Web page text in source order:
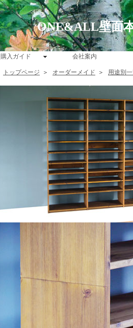
ONE&ALL壁面
購入ガイド
会社案内
トップページ ＞ オーダーメイド ＞ 用途別